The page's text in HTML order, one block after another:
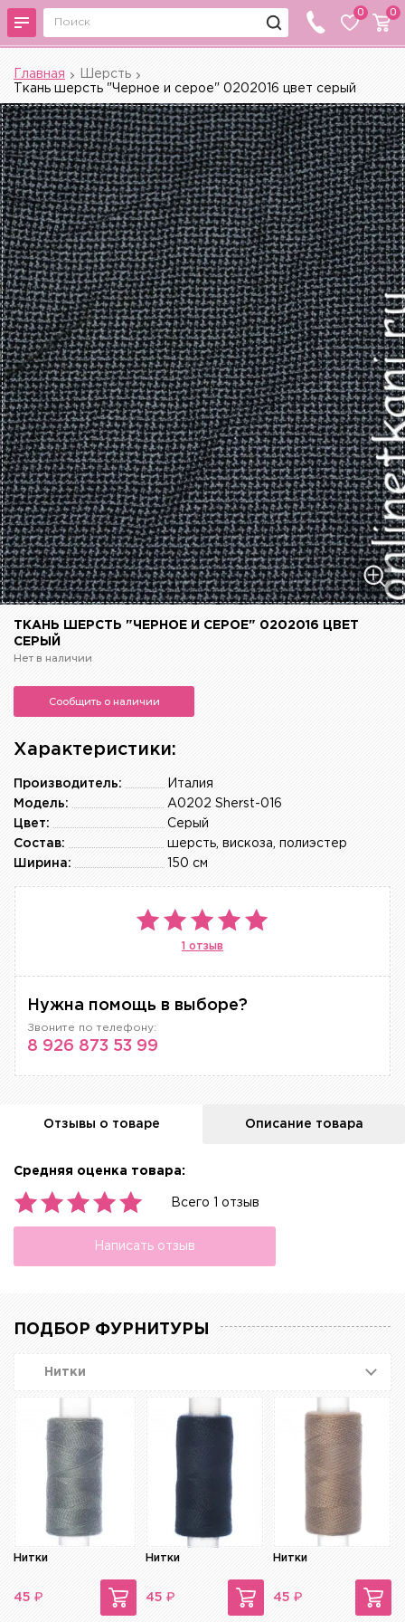
0 0
Главная
Шерсть
Ткань шерсть "Черное и серое" 0202016 цвет серый
ТКАНЬ ШЕРСТЬ "ЧЕРНОЕ И СЕРОЕ" 0202016 ЦВЕТ
СЕРЫЙ
Нет в наличии
Сообщить о наличии
Характеристики:
Италия
Производитель:
А0202 Sherst-016
Модель:
Серый
Цвет:
шерсть, вискоза, полиэстер
Состав:
150 см
Ширина:
1 отзыв
Нужна помощь в выборе?
Звоните по телефону:
8 926 873 53 99
Отзывы о товаре Описание товара
Средняя оценка товара:
Всего 1 отзыв
Написать отзыв
ПОДБОР ФУРНИТУРЫ
Нитки
Нитки
45 ₽
Нитки
45 ₽
Нитки
45 ₽